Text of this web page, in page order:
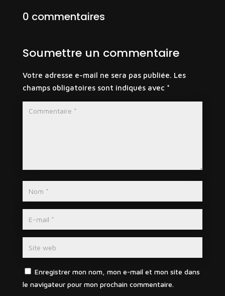
0 commentaires
Soumettre un commentaire
Votre adresse e-mail ne sera pas publiée. Les
champs obligatoires sont indiqués avec *
Enregistrer mon nom, mon e-mail et mon site dans
le navigateur pour mon prochain commentaire.